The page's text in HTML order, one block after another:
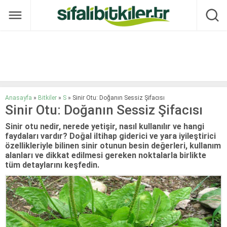
Anasayfa » Bitkiler » S » Sinir Otu: Doğanın Sessiz Şifacısı
Sinir Otu: Doğanın Sessiz Şifacısı
Sinir otu nedir, nerede yetişir, nasıl kullanılır ve hangi
faydaları vardır? Doğal iltihap giderici ve yara iyileştirici
özellikleriyle bilinen sinir otunun besin değerleri, kullanım
alanları ve dikkat edilmesi gereken noktalarla birlikte
tüm detaylarını keşfedin.